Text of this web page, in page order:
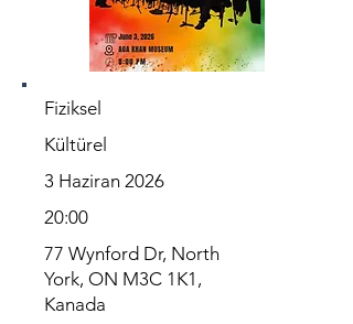
Fiziksel
Kültürel
3 Haziran 2026
20:00
77 Wynford Dr, North
York, ON M3C 1K1,
Kanada